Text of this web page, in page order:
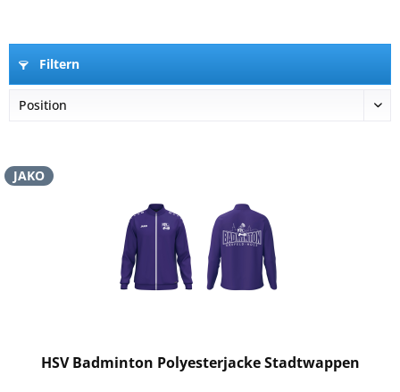
Filtern
JAKO
HSV Badminton Polyesterjacke Stadtwappen